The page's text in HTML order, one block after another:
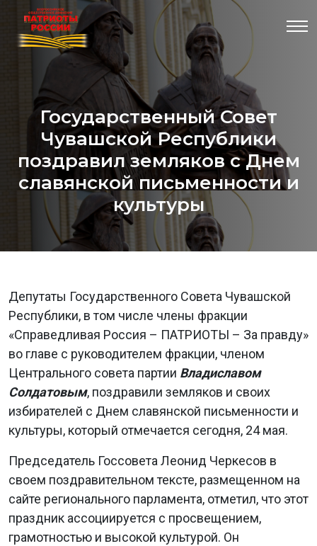
Государственный Совет
Чувашской Республики
поздравил земляков с Днем
славянской письменности и
культуры
Депутаты Государственного Совета Чувашской
Республики, в том числе члены фракции
«Справедливая Россия – ПАТРИОТЫ – За правду»
во главе с руководителем фракции, членом
Центрального совета партии Владиславом
Солдатовым, поздравили земляков и своих
избирателей с Днем славянской письменности и
культуры, который отмечается сегодня, 24 мая.
Председатель Госсовета Леонид Черкесов в
своем поздравительном тексте, размещенном на
сайте регионального парламента, отметил, что этот
праздник ассоциируется с просвещением,
грамотностью и высокой культурой. Он